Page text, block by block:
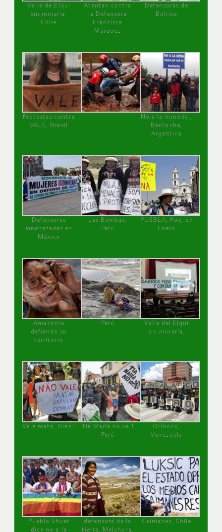
Valle de Elqui
sin minería.
Chile
Atentan contra
la Defensora
Francisca
Márquez
Defensoras de
Bolivia
Protestas contra
VALE, Brasil
No a la minería ,
Bariloche,
Argentina
Defensoras
amenazadas en
México
Las Bambas,
Perú
PUEBLA, Pue, 27
Enero
Amazonía
defiende su
territorio
Perú
Valle del Elqui
sin minería.
Vale mata, Brasil
Tía María no va !
Perú
Orinoco,
Venezuela
Pueblo Shuar
dice no a la
defensora de la
tierra, Melchora,
Caimanes, Chile